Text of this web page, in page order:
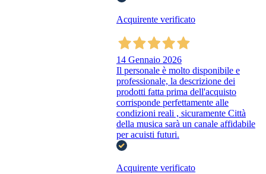
Acquirente verificato
14 Gennaio 2026
Il personale è molto disponibile e
professionale, la descrizione dei
prodotti fatta prima dell'acquisto
corrisponde perfettamente alle
condizioni reali , sicuramente Città
della musica sarà un canale affidabile
per acuisti futuri.
Acquirente verificato